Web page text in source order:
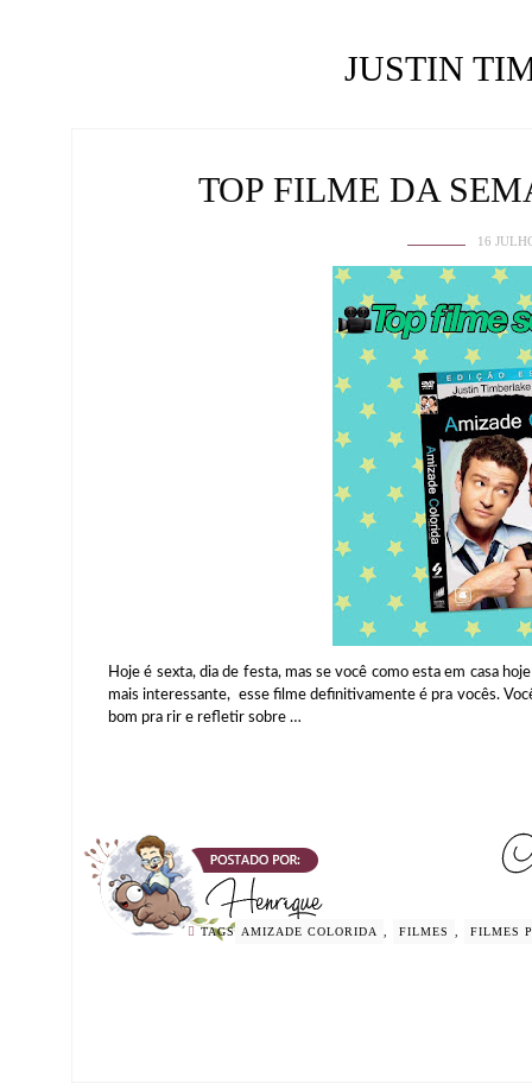
JUSTIN
TOP FILME DA
16
Hoje é sexta, dia de festa, mas se você como esta em casa
mais interessante, esse filme definitivamente é pra vocês.
bom pra rir e refletir sobre …
TAGS AMIZADE COLORIDA , FILMES , FILMES